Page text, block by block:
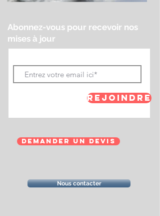
Abonnez-vous pour recevoir nos
mises à jour
Rejoindre
Demander un devis
Nous contacter